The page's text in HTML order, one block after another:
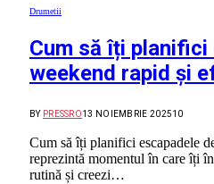
Drumetii
Cum să îți planifici
weekend rapid și
BY PRESSRO13 NOIEMBRIE 202510
Cum să îți planifici escapadele
reprezintă momentul în care îți
rutină și creezi…